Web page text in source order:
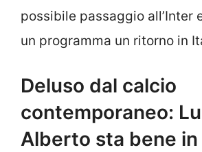
possibile passaggio all’Inter
un programma un ritorno in
Deluso dal calcio
contemporaneo:
Alberto sta bene in